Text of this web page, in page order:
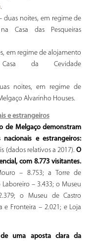
duas noites, em regime de
Casa das Pesqueiras
em regime de alojamento
da Cevidade
noites, em regime de
Alvarinho Houses.
e estrangeiros
de Melgaço demonstram
e estrangeiros:
(dados relativos a 2017).O
com 8.773 visitantes.
– 8.753; a Torre de
– 3.433; o Museu
o Museu de Castro
e Fronteira – 2.021; e Loja
uma aposta clara da